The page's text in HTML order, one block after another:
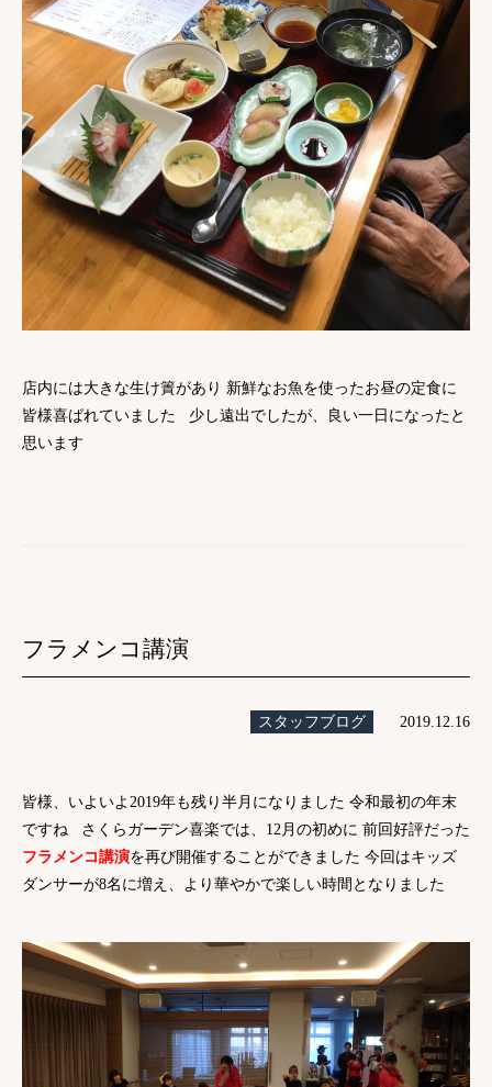
店内には大きな生け簀があり 新鮮なお魚を使ったお昼の定食に
皆様喜ばれていました 少し遠出でしたが、良い一日になったと
思います
フラメンコ講演
スタッフブログ 2019.12.16
皆様、いよいよ2019年も残り半月になりました 令和最初の年末
ですね さくらガーデン喜楽では、12月の初めに 前回好評だった
フラメンコ講演を再び開催することができました 今回はキッズ
ダンサーが8名に増え、より華やかで楽しい時間となりました